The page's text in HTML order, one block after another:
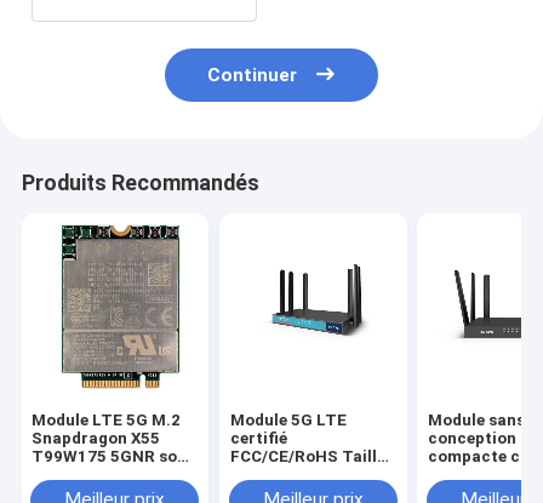
Continuer
Produits Recommandés
Module LTE 5G M.2
Snapdragon X55
T99W175 5GNR sous
Module 5G LTE
certifié
FCC/CE/RoHS Taille
antenne externe
Module sans
conception
compacte
2.0/UART